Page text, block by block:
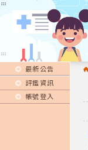
:::
:::
最新公告
評鑑資訊
帳號登入
:::